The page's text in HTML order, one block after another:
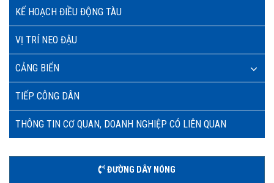
KẾ HOẠCH ĐIỀU ĐỘNG TÀU
VỊ TRÍ NEO ĐẬU
CẢNG BIỂN
TIẾP CÔNG DÂN
THÔNG TIN CƠ QUAN, DOANH NGHIỆP CÓ LIÊN QUAN
ĐƯỜNG DÂY NÓNG